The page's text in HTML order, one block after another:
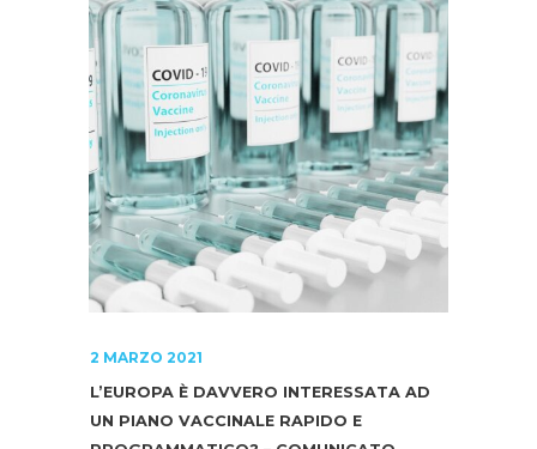
2 MARZO 2021
L’EUROPA È DAVVERO INTERESSATA AD
UN PIANO VACCINALE RAPIDO E